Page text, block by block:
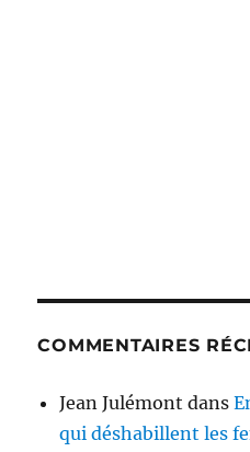
COMMENTAIRES
Jean Julémont dans
qui déshabillent les